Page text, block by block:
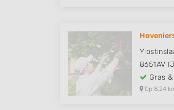
8651AV
Gras
Op 8,24